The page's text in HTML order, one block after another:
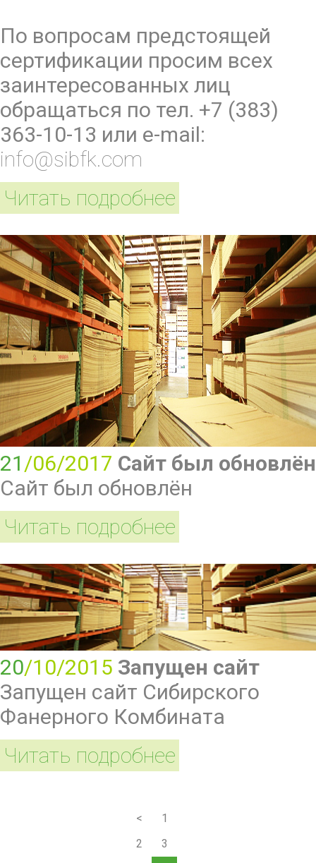
По вопросам предстоящей
сертификации просим всех
заинтересованных лиц
обращаться по тел. +7 (383)
363-10-13 или e-mail:
info@sibfk.com
Читать подробнее
21 /06/2017 Сайт был обновлён
Сайт был обновлён
Читать подробнее
20/10/2015 Запущен сайт
Запущен сайт Сибирского
Фанерного Комбината
Читать подробнее
<
1
2
3